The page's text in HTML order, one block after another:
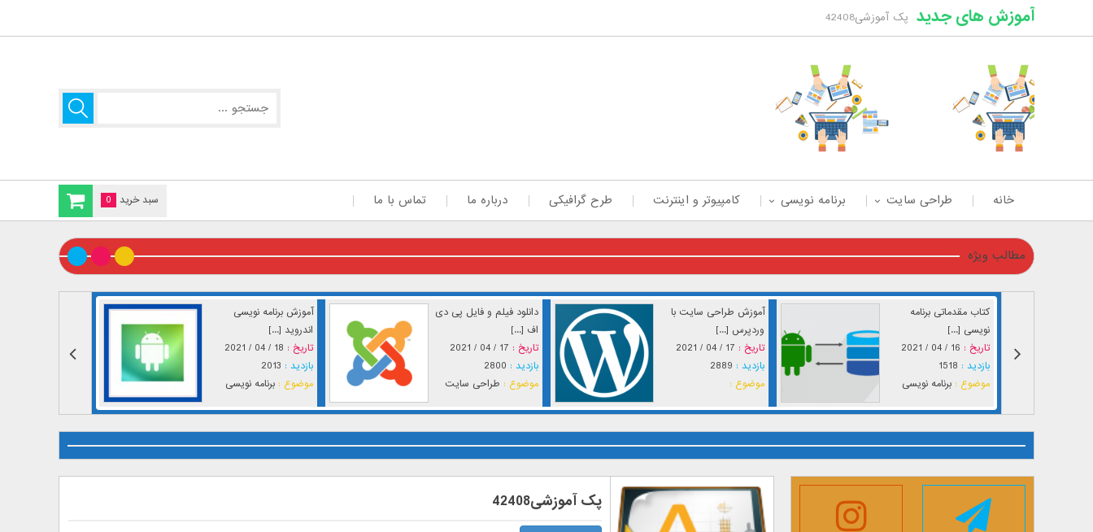
آموزش های جدید پک آموزشی42408
سبد خرید 0 خانه طراحی سایت برنامه نویسی کامپیوتر و اینترنت طرح گرافیکی درباره ما تماس با ما
مطالب ویژه
آموزش برنامه نویسی
اندروید [...]
تاریخ : 18 / 04 / 2021
بازدید : 2013
موضوع :برنامه نویسی
دانلود فیلم و فایل پی دی
اف [...]
تاریخ : 17 / 04 / 2021
بازدید : 2800
موضوع : طراحی سایت
آموزش طراحی سایت با
وردپرس [...]
تاریخ : 17 / 04 / 2021
بازدید : 2889
موضوع :
کتاب مقدماتی برنامه
نویسی [...]
تاریخ : 16 / 04 / 2021
بازدید : 1518
موضوع : برنامه نویسی
پک آموزشی42408